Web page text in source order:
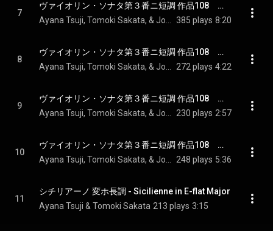
7
ヴァイオリン・ソナタ第３番ニ短調 作品108　第１楽章 アレグロ - Sonata for Violin and Piano in D minor, Op.108 - I. Allegro
385 plays 8:20
8
ヴァイオリン・ソナタ第３番ニ短調 作品108　第２楽章 アダージョ - Sonata for Violin and Piano in D minor, Op.108 - II. Adagio
272 plays 4:22
9
ヴァイオリン・ソナタ第３番ニ短調 作品108　第３楽章 ウン・ポコ・プレスト・エ・コン・センティメント - Sonata for Violin and Piano in D minor, Op.108 - III. Un poco presto e con sentimento
230 plays 2:57
10
ヴァイオリン・ソナタ第３番ニ短調 作品108　第４楽章 プレスト・アジタート - Sonata for Violin and Piano in D minor, Op.108 - IV. Presto agitato
248 plays 5:36
11
シチリアーノ 変ホ長調 - Sicilienne in E-flat Major
Ayana Tsuji & Tomoki Sakata 213 plays 3:15